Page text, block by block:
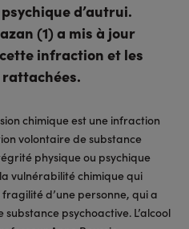
d’autrui.
(1) a mis à jour
infraction et les
rattachées.
chimique est une infraction
volontaire de substance
physique ou psychique
vulnérabilité chimique qui
d’une personne, qui a
psychoactive. L’alcool